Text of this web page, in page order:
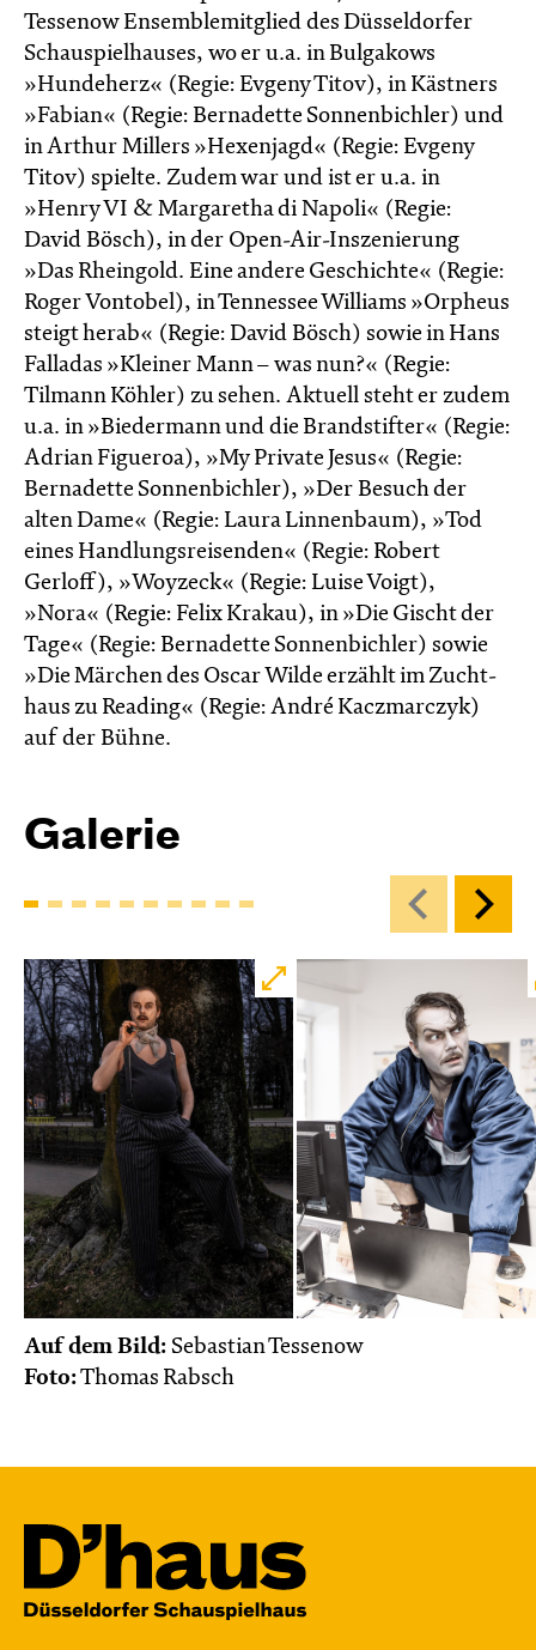
Tessenow Ensemblemitglied des Düsseldorfer
Schauspielhauses, wo er u.a. in Bulgakows
»Hundeherz« (Regie: Evgeny Titov), in Kästners
»Fabian« (Regie: Bernadette Sonnenbichler) und
in Arthur Millers »Hexenjagd« (Regie: Evgeny
Titov) spielte. Zudem war und ist er u.a. in
»Henry VI & Margaretha di Napoli« (Regie:
David Bösch), in der Open-Air-Inszenierung
»Das Rheingold. Eine andere Geschichte« (Regie:
Roger Vontobel), in Tennessee Williams »Orpheus
steigt herab« (Regie: David Bösch) sowie in Hans
Falladas »Kleiner Mann – was nun?« (Regie:
Tilmann Köhler) zu sehen. Aktuell steht er zudem
u.a. in »Biedermann und die Brandstifter« (Regie:
Adrian Figueroa), »My Private Jesus« (Regie:
Bernadette Sonnenbichler), »Der Besuch der
alten Dame« (Regie: Laura Linnenbaum), »Tod
eines Handlungsreisenden« (Regie: Robert
Gerloff), »Woyzeck« (Regie: Luise Voigt),
»Nora« (Regie: Felix Krakau), in »Die Gischt der
Tage« (Regie: Bernadette Sonnenbichler) sowie
»Die Märchen des Oscar Wilde erzählt im Zucht­
haus zu Reading« (Regie: André Kacz­marc­zyk)
auf der Bühne.
Galerie
Auf dem Bild: Sebastian Tessenow
Foto:Thomas Rabsch